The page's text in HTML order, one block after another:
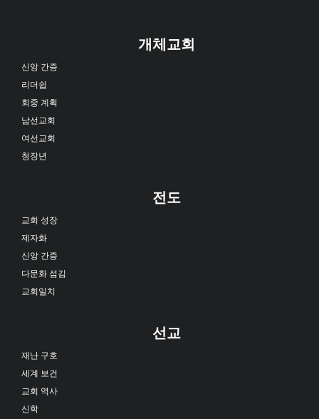
개체교회
신앙 간증
리더쉽
회중 계획
남선교회
여선교회
청장년
전도
교회 성장
제자화
신앙 간증
다문화 섬김
교회일치
선교
재난 구호
세계 보건
교회 역사
신학